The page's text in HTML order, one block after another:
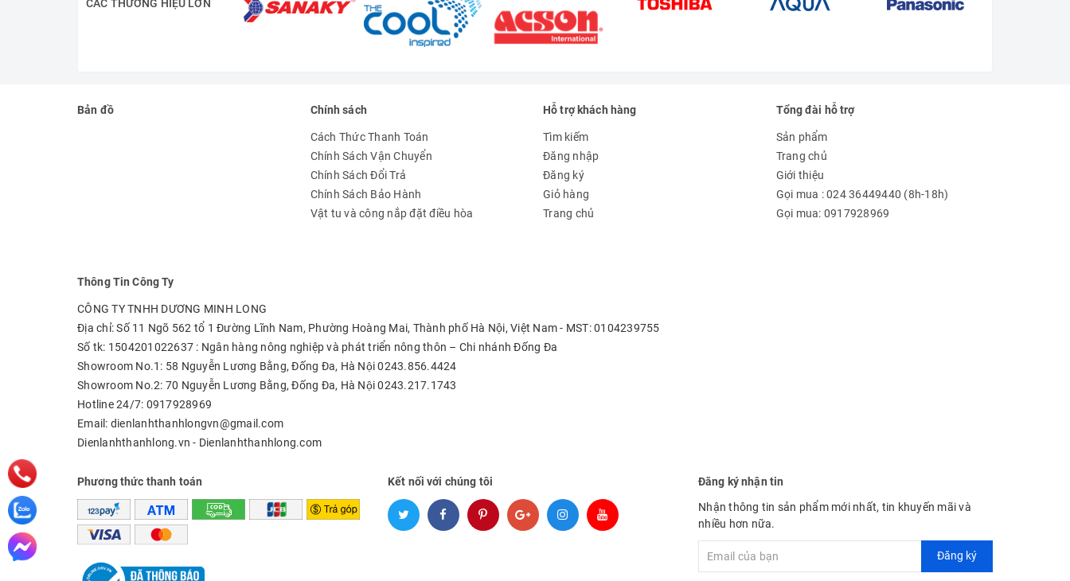
CÁC THƯƠNG HIỆU LỚN
Bản đồ Chính sách
Cách Thức Thanh Toán
Chính Sách Vận Chuyển
Chính Sách Đổi Trả
Chính Sách Bảo Hành
Vật tu và công nắp đặt điều hòa
Hỗ trợ khách hàng
Tìm kiếm
Đăng nhập
Đăng ký
Giỏ hàng
Trang chủ
Tổng đài hỗ trợ
Sản phẩm
Trang chủ
Giới thiệu
Gọi mua : 024 36449440 (8h-18h)
Gọi mua: 0917928969
Thông Tin Công Ty
CÔNG TY TNHH DƯƠNG MINH LONG
Địa chỉ: Số 11 Ngõ 562 tổ 1 Đường Lĩnh Nam, Phường Hoàng Mai, Thành phố Hà Nội, Việt Nam - MST: 0104239755
Số tk: 1504201022637 : Ngân hàng nông nghiệp và phát triển nông thôn – Chi nhánh Đống Đa
Showroom No.1: 58 Nguyễn Lương Bằng, Đống Đa, Hà Nội 0243.856.4424
Showroom No.2: 70 Nguyễn Lương Bằng, Đống Đa, Hà Nội 0243.217.1743
Hotline 24/7: 0917928969
Email: dienlanhthanhlongvn@gmail.com
Dienlanhthanhlong.vn - Dienlanhthanhlong.com
Phương thức thanh toán Kết nối với chúng tôi
Đăng ký nhận tin
Nhận thông tin sản phẩm mới nhất, tin khuyến mãi và
nhiều hơn nữa.
Đăng ký